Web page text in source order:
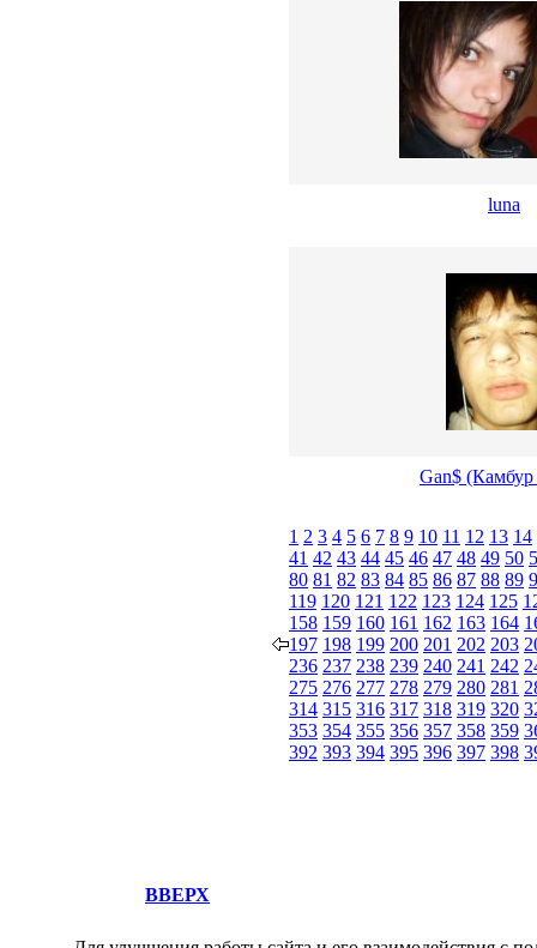
luna
Gan$
1 2 3 4 5 6 7 8 9 10 11 12 13 14
41 42 43 44 45 46 47 48 49 50
80 81 82 83 84 85 86 87 88 89
119 120 121 122 123 124 125
158 159 160 161 162 163 164
197 198 199 200 201 202 203
236 237 238 239 240 241 242
275 276 277 278 279 280 281
314 315 316 317 318 319 320
353 354 355 356 357 358 359
392 393 394 395 396 397 398
ВВЕРХ